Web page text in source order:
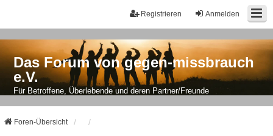
Anmelden
Registrieren
Das Forum von gegen-missbrauch
e.V.
Für Betroffene, Überlebende und deren Partner/Freunde
Foren-Übersicht